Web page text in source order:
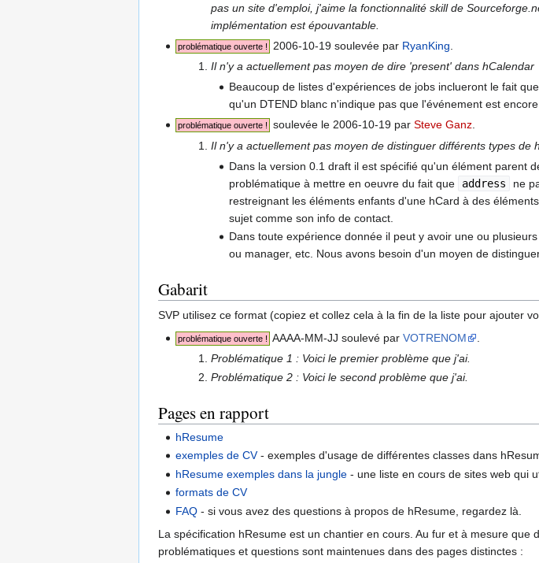
pas un site d'emploi, j'aime la fonctionnalité skill de
implémentation est épouvantable.
problématique ouverte ! 2006-10-19 soulevée par RyanKing
Il n'y a actuellement pas moyen de dire 'present' dans hCalendar
Beaucoup de listes d'expériences de jobs inclueront le fait
qu'un DTEND blanc n'indique pas que l'événement est
problématique ouverte ! soulevée le 2006-10-19 parSteve Ganz.
Il n'y a actuellement pas moyen de distinguer différents types de
Dans la version 0.1 draft il est spécifié qu'un élément parent
problématique à mettre en oeuvre du fait que
address
ne
restreignant les éléments enfants d'une hCard à des
sujet comme son info de contact.
Dans toute expérience donnée il peut y avoir une ou
ou manager, etc. Nous avons besoin d'un moyen de
Gabarit
SVP utilisez ce format (copiez et collez cela à la fin de la liste pour ajouter
problématique ouverte ! AAAA-MM-JJ soulevé parVOTRENOM
Problématique 1 : Voici le premier problème que j'ai.
Problématique 2 : Voici le second problème que j'ai.
Pages en rapport
hResume
exemples de CV- exemples d'usage de différentes classes dans
hResume exemples dans la jungle - une liste en cours de sites web qui
formats de CV
FAQ - si vous avez des questions à propos de hResume, regardez là.
La spécification hResume est un chantier en cours. Au fur et à mesure
problématiques et questions sont maintenues dans des pages distinctes :